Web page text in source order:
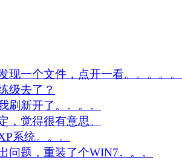
现一个文件，点开一看。。。。
级去了？
刷新开了。。。。
，觉得很有意思。
系统。。。
问题，重装了个WIN7。。。